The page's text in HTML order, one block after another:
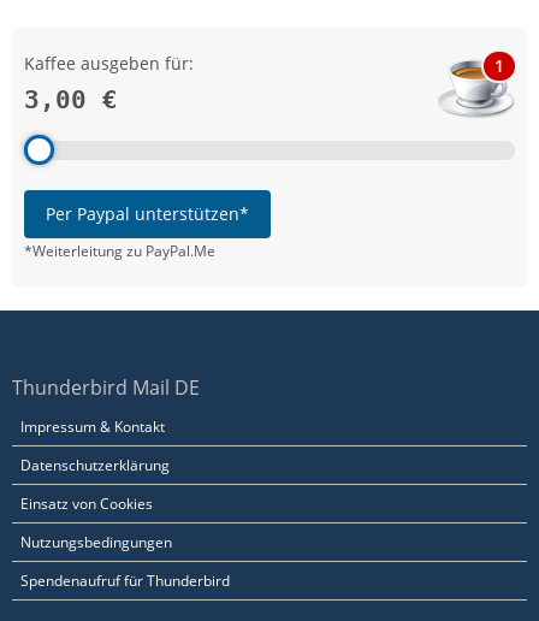
Kaffee ausgeben für:
3,00 €
1
Per Paypal unterstützen*
*Weiterleitung zu PayPal.Me
Thunderbird Mail DE
Impressum & Kontakt
Datenschutzerklärung
Einsatz von Cookies
Nutzungsbedingungen
Spendenaufruf für Thunderbird